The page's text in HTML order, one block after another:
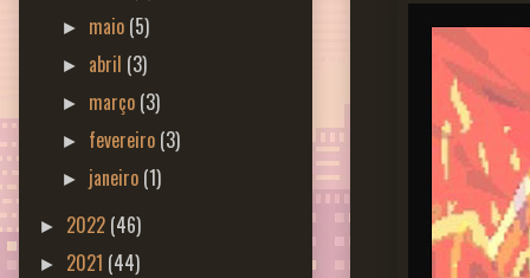
► maio (5)
► abril (3)
► março (3)
► fevereiro (3)
► janeiro (1)
► 2022 (46)
► 2021 (44)